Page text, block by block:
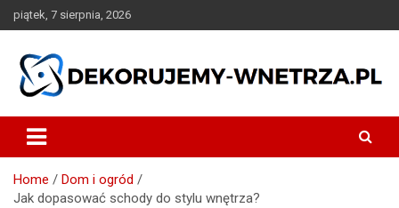
Skip
to
piątek, 7 sierpnia, 2026
dekorujemy-wnetrza.pl
Home
Dom i ogród
Jak dopasować schody do stylu wnętrza?